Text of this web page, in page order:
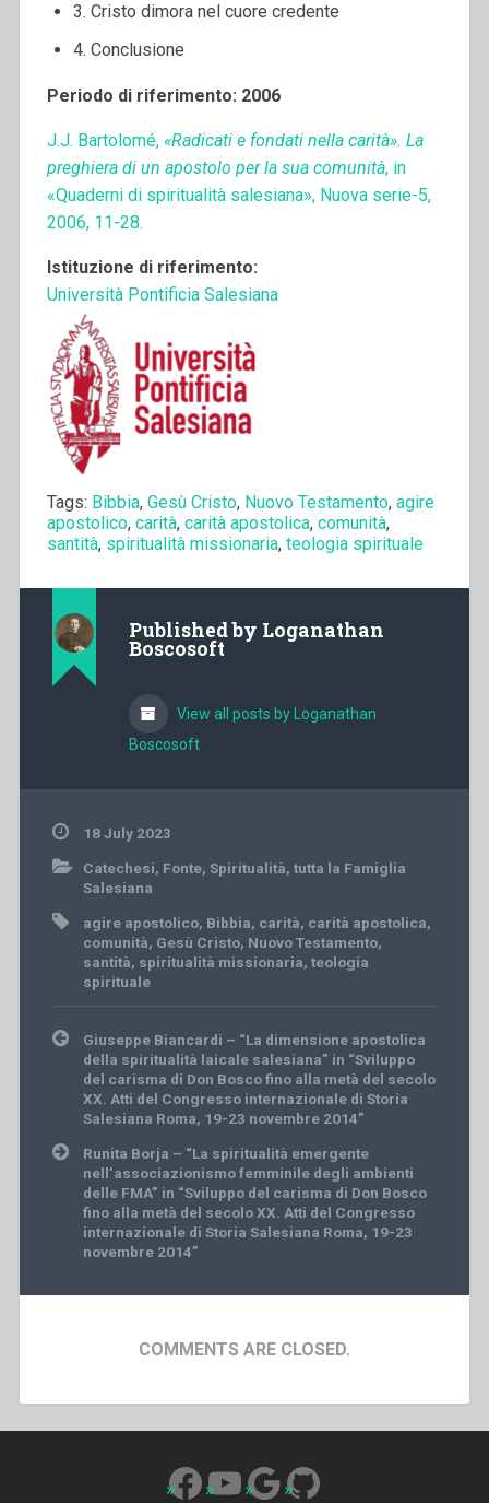
3. Cristo dimora nel cuore credente
4. Conclusione
Periodo di riferimento: 2006
J.J. Bartolomé, «Radicati e fondati nella carità». La
preghiera di un apostolo per la sua comunità, in
«Quaderni di spiritualità salesiana», Nuova serie-5,
2006, 11-28.
Istituzione di riferimento:
Università Pontificia Salesiana
Tags: Bibbia, Gesù Cristo, Nuovo Testamento, agire
apostolico, carità, carità apostolica, comunità,
santità, spiritualità missionaria, teologia spirituale
Published by Loganathan
Boscosoft
View all posts by Loganathan
Boscosoft
18 July 2023
Catechesi, Fonte, Spiritualità, tutta la Famiglia
Salesiana
agire apostolico, Bibbia, carità, carità apostolica,
comunità, Gesù Cristo, Nuovo Testamento,
santità, spiritualità missionaria, teologia
spirituale
Post
navigation
Giuseppe Biancardi – “La dimensione apostolica
della spiritualità laicale salesiana” in “Sviluppo
del carisma di Don Bosco fino alla metà del secolo
XX. Atti del Congresso internazionale di Storia
Salesiana Roma, 19-23 novembre 2014”
Runita Borja – “La spiritualità emergente
nell’associazionismo femminile degli ambienti
delle FMA” in “Sviluppo del carisma di Don Bosco
fino alla metà del secolo XX. Atti del Congresso
internazionale di Storia Salesiana Roma, 19-23
novembre 2014”
COMMENTS ARE CLOSED.
Facebook
YouTube
Google
GitHub